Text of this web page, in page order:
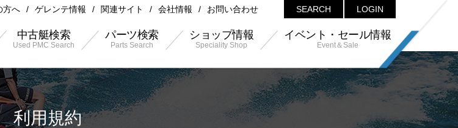
方へ ゲレンテ情報 関連サイト 会社情報 お問い合わせ SEARCH LOGIN
中古艇検索
Used PMC Search
パーツ検索
Parts Search
ショップ情報
Speciality Shop
イベント・セール情報
Event＆Sale
利用規約